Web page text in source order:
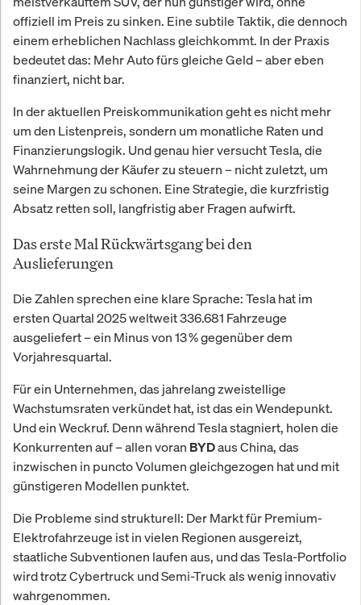
offiziell im Preis zu sinken. Eine subtile Taktik, die dennoch
einem erheblichen Nachlass gleichkommt. In der Praxis
bedeutet das: Mehr Auto fürs gleiche Geld – aber eben
finanziert, nicht bar.
In der aktuellen Preiskommunikation geht es nicht mehr
um den Listenpreis, sondern um monatliche Raten und
Finanzierungslogik. Und genau hier versucht Tesla, die
Wahrnehmung der Käufer zu steuern – nicht zuletzt, um
seine Margen zu schonen. Eine Strategie, die kurzfristig
Absatz retten soll, langfristig aber Fragen aufwirft.
Das erste Mal Rückwärtsgang bei den
Auslieferungen
Die Zahlen sprechen eine klare Sprache: Tesla hat im
ersten Quartal 2025 weltweit 336.681 Fahrzeuge
ausgeliefert – ein Minus von 13 % gegenüber dem
Vorjahresquartal.
Für ein Unternehmen, das jahrelang zweistellige
Wachstumsraten verkündet hat, ist das ein Wendepunkt.
Und ein Weckruf. Denn während Tesla stagniert, holen die
Konkurrenten auf – allen voran BYDaus China, das
inzwischen in puncto Volumen gleichgezogen hat und mit
günstigeren Modellen punktet.
Die Probleme sind strukturell: Der Markt für Premium-
Elektrofahrzeuge ist in vielen Regionen ausgereizt,
staatliche Subventionen laufen aus, und das Tesla-Portfolio
wird trotz Cybertruck und Semi-Truck als wenig innovativ
wahrgenommen.